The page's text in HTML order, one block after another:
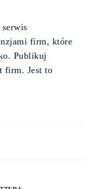
firm, które
Publikuj
firm. Jest to